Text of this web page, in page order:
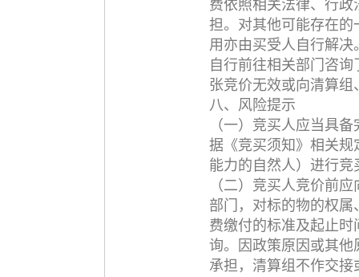
费依照相关法律、行
担。对其他可能存在
用亦由买受人自行解
自行前往相关部门咨
张竞价无效或向清算
八、风险提示
（一）竞买人应当具
据《竞买须知》相关
能力的自然人）进行竞
（二）竞买人竞价前
部门，对标的物的权
费缴付的标准及起止
询。因政策原因或其
承担，清算组不作交